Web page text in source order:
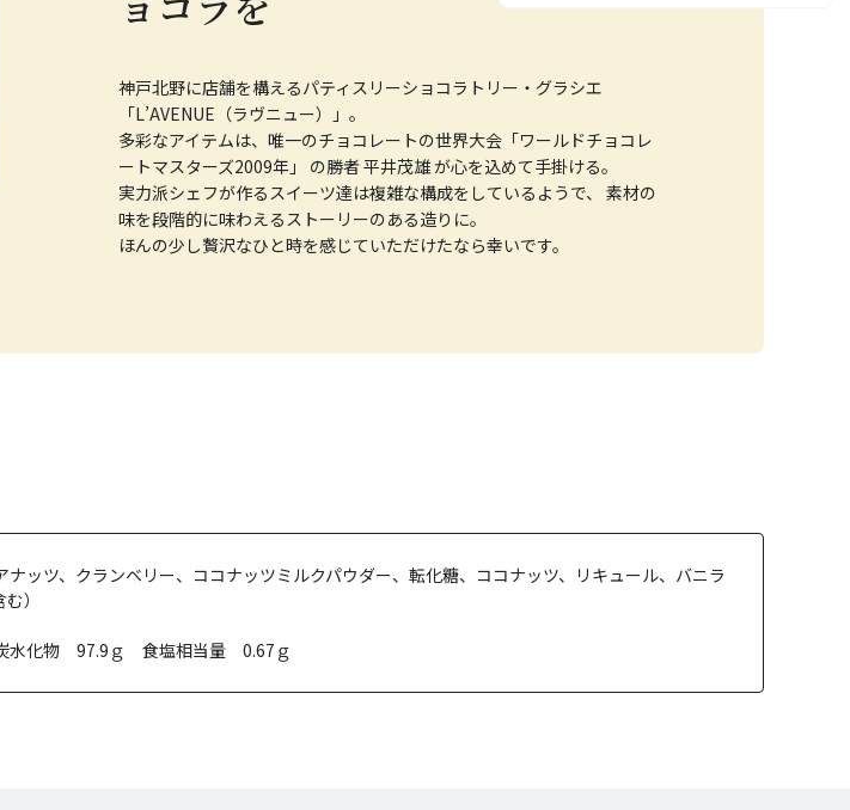
神戸北野に店舗を構えるパティスリーショコラトリー・グラシエ
「L’AVENUE（ラヴニュー）」。
多彩なアイテムは、唯一のチョコレートの世界大会「ワールドチョコレ
ートマスターズ2009年」 の勝者 平井茂雄 が心を込めて手掛ける。
実力派シェフが作るスイーツ達は複雑な構成をしているようで、 素材の
味を段階的に味わえるストーリーのある造りに。
ほんの少し贅沢なひと時を感じていただけたなら幸いです。
ッツ、クランベリー、ココナッツミルクパウダー、転化糖、ココナッツ、リキュール、バニラ
）
化物 97.9ｇ 食塩相当量 0.67ｇ